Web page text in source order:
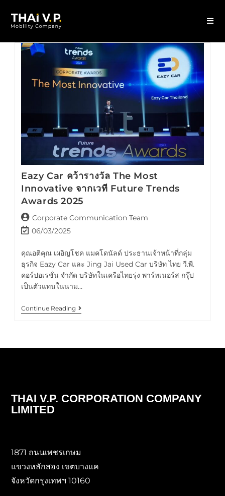
Eazy Car คว้ารางวัล The Most
Innovative จากเวที Future Trends
Awards 2025
Corporate Communication Team
06/03/2025
คุณอติคุณ เผอิญโชค แมคโดนัลด์ ประธานเจ้าหน้าที่กลุ่ม
ธุรกิจ Eazy Car และ Jing Jai Used Car บริษัท ไทย วี.พี.
คอร์ปอเรชั่น จำกัด บริษัทในเครือไทยรุ่ง พาร์ทเนอร์ส กรุ๊ป
เป็นตัวแทนในนาม…
Continue Reading
THAI V.P. CORPORATION COMPANY
LIMITED
1871 ถนนเพชรเกษม
แขวงหลักสอง เขตบางแค
จังหวัดกรุงเทพฯ 10160